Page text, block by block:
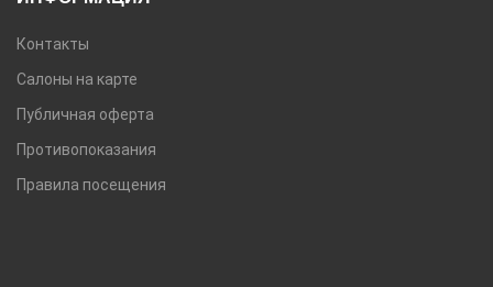
Контакты
Салоны на карте
Публичная оферта
Противопоказания
Правила посещения